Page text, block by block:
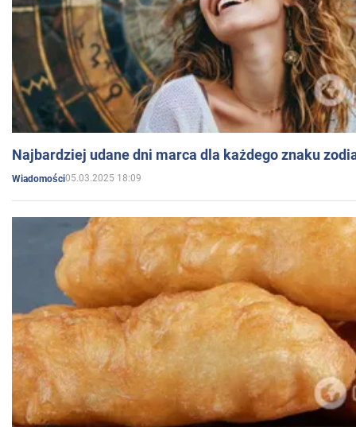
Najbardziej udane dni marca dla każdego znaku
Wiadomości05.03.2025 18:09